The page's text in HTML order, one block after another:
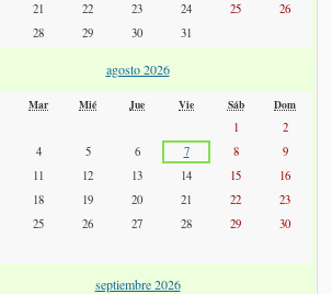
21 22 23 24 25
26
28 29 30 31
agosto 2026
Mar Mié Jue Vie Sáb
Dom
1
2
4 5 6 7 8
9
11 12 13 14 15
16
18 19 20 21 22
23
25 26 27 28 29
30
septiembre 2026